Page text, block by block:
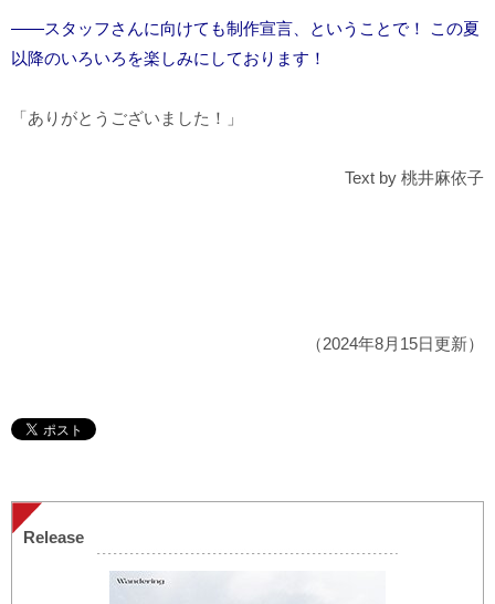
――スタッフさんに向けても制作宣言、ということで！ この夏
以降のいろいろを楽しみにしております！
「ありがとうございました！」
Text by 桃井麻依子
（2024年8月15日更新）
Release